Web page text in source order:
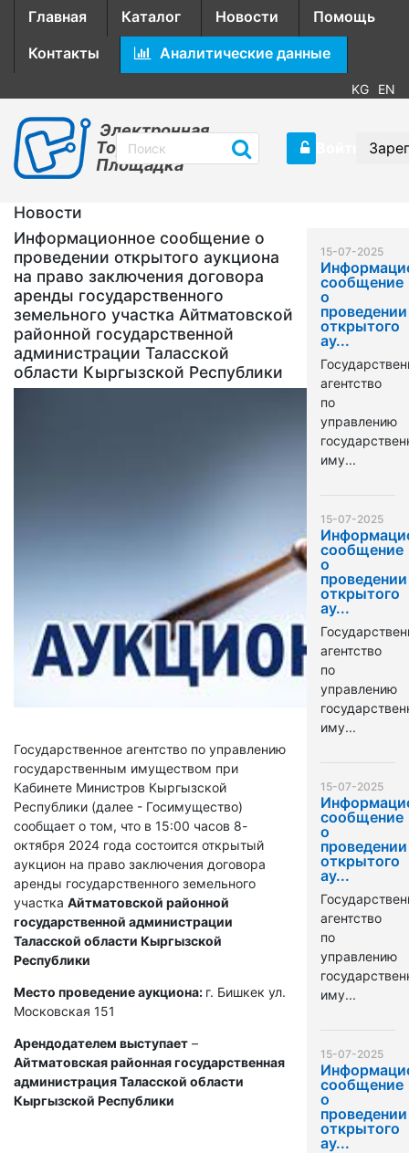
Главная Каталог Новости
Помощь
Контакты
Аналитические данные
KG EN
Электронная
Торговая
Площадка
Новости
Информационное сообщение о
проведении открытого аукциона
на право заключения договора
аренды государственного
земельного участка Айтматовской
районной государственной
администрации Таласской
области Кыргызской Республики
Государственное агентство по управлению
государственным имуществом при
Кабинете Министров Кыргызской
Республики (далее - Госимущество)
сообщает о том, что в 15:00 часов 8-
октября 2024 года состоится открытый
аукцион на право заключения договора
аренды государственного земельного
участка Айтматовской районной
государственной администрации
Таласской области Кыргызской
Республики
Место проведение аукциона: г. Бишкек ул.
Московская 151
Арендодателем выступает –
Айтматовская районная государственная
администрация Таласской области
Кыргызской Республики
15-07-2025
сообщение
о
проведении
открытого
ау...
агентство
по
управлению
иму...
15-07-2025
сообщение
о
проведении
открытого
ау...
агентство
по
управлению
иму...
15-07-2025
сообщение
о
проведении
открытого
ау...
агентство
по
управлению
иму...
15-07-2025
сообщение
о
проведении
открытого
ау...